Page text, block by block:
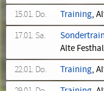
15.01. Do.
Training,
17.01. Sa.
Alte
22.01. Do.
Training,